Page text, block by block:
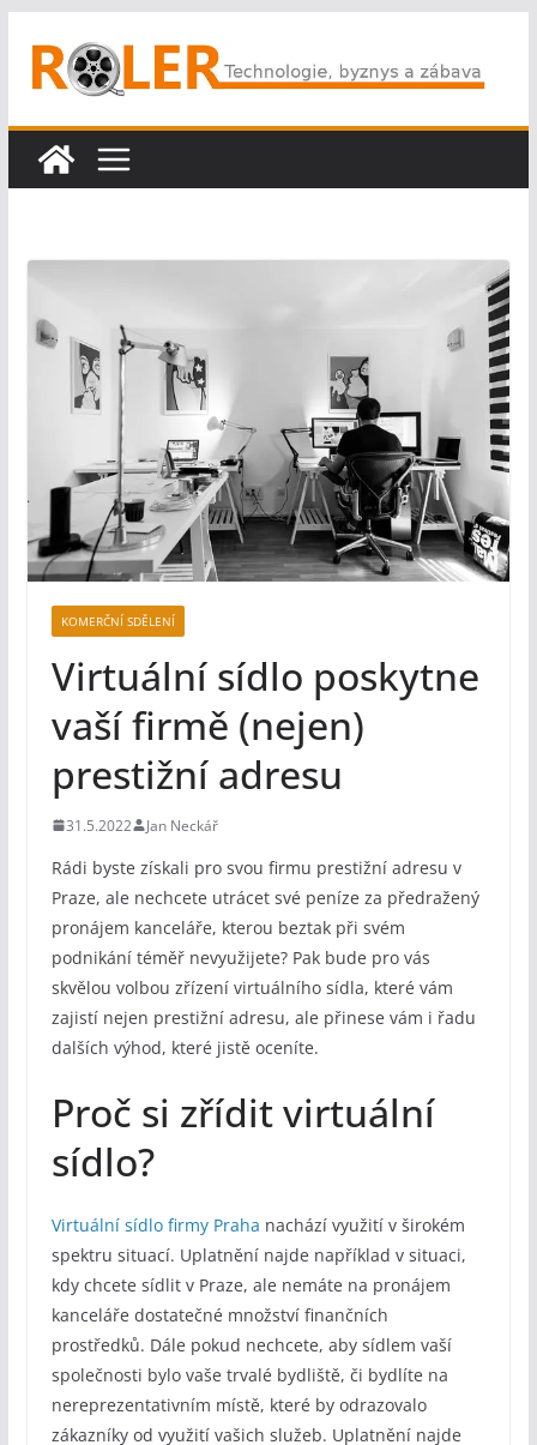
obsah
KOMERČNÍ SDĚLENÍ
Virtuální sídlo poskytne
vaší firmě (nejen)
prestižní adresu
31.5.2022 Jan Neckář
Rádi byste získali pro svou firmu prestižní adresu v
Praze, ale nechcete utrácet své peníze za předražený
pronájem kanceláře, kterou beztak při svém
podnikání téměř nevyužijete? Pak bude pro vás
skvělou volbou zřízení virtuálního sídla, které vám
zajistí nejen prestižní adresu, ale přinese vám i řadu
dalších výhod, které jistě oceníte.
Proč si zřídit virtuální
sídlo?
Virtuální sídlo firmy Praha nachází využití v širokém
spektru situací. Uplatnění najde například v situaci,
kdy chcete sídlit v Praze, ale nemáte na pronájem
kanceláře dostatečné množství finančních
prostředků. Dále pokud nechcete, aby sídlem vaší
společnosti bylo vaše trvalé bydliště, či bydlíte na
nereprezentativním místě, které by odrazovalo
zákazníky od využití vašich služeb. Uplatnění najde